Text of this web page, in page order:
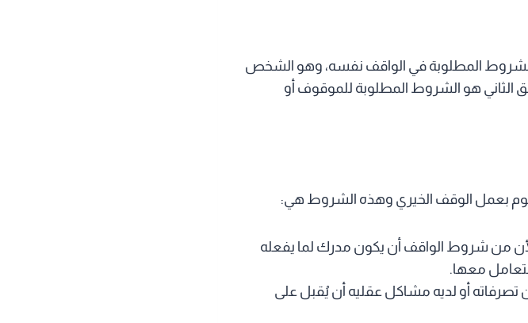
المطلوبة في الواقف نفسه، وهو الشخص
هو الشروط المطلوبة للموقوف أو
بعمل الوقف الخيري وهذه الشروط هي:
من شروط الواقف أن يكون مدرك لما يفعله
معها.
أو لديه مشاكل عقليه أن يُقبل على